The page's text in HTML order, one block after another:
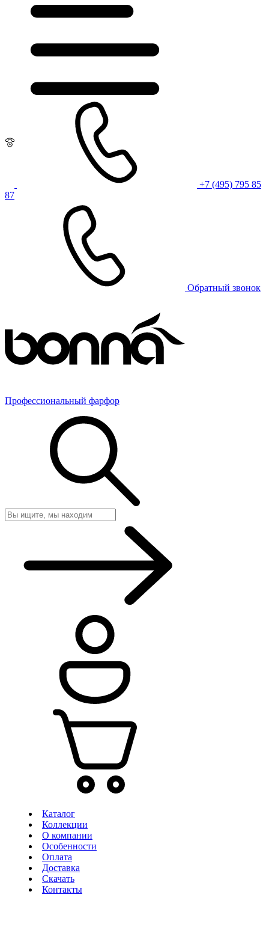
+7 (495) 795 85
87
Обратный звонок
Профессиональный фарфор
Каталог
Коллекции
О компании
Особенности
Оплата
Доставка
Скачать
Контакты